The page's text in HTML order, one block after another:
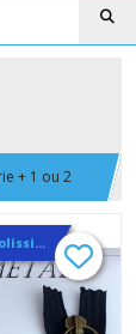
+ 1 ou 2
Forfait Port 7.56€ Courrier Suivi / 8.5€ Service+/ 13.5€ Colissimo / Hors site 0€